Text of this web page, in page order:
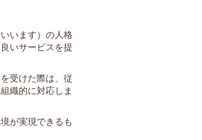
います）の人格
いサービスを提
受けた際は、従
織的に対応しま
が実現できるも